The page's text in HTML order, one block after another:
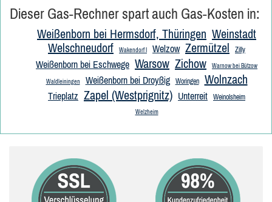
Dieser Gas-Rechner spart auch Gas-Kosten in:
Weißenborn bei Hermsdorf, Thüringen Weinstadt
Welschneudorf
Wakendorf I Welzow Zermützel Zilly
Weißenborn bei Eschwege Warsow Zichow Warnow bei Bützow
Waldleiningen Weißenborn bei Droyßig Woringen Wolnzach
Trieplatz Zapel (Westprignitz) Unterreit Weinolsheim
Welzheim